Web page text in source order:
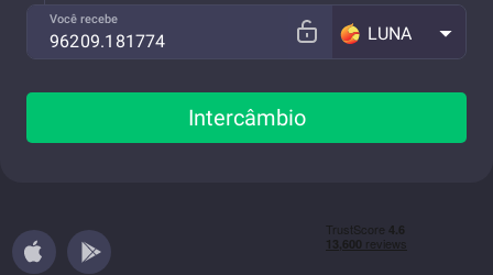
Você recebe
LUNA
Intercâmbio